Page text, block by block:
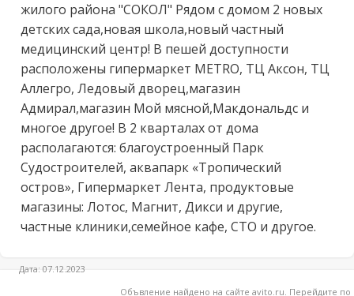
жилого района "СОКОЛ" Рядом с домом 2 новых
детских сада,новая школа,новый частный
медицинский центр! В пешей доступности
расположены гипермаркет METRO, ТЦ Аксон, ТЦ
Аллегро, Ледовый дворец,магазин
Адмирал,магазин Мой мясной,Макдональдс и
многое другое! В 2 кварталах от дома
располагаются: благоустроенный Парк
Судостроителей, аквапарк «Тропический
остров», Гипермаркет Лента, продуктовые
магазины: Лотос, Магнит, Дикси и другие,
частные клиники,семейное кафе, СТО и другое.
Дата: 07.12.2023
Объвление найдено на сайте avito.ru. Перейдите по